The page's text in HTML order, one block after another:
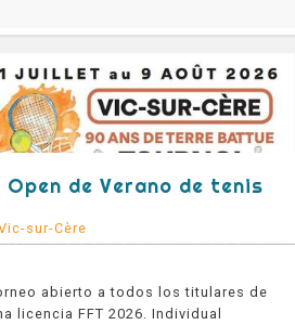
Open de Verano de tenis
sur-Cère
abierto a todos los titulares de
licencia FFT 2026. Individual